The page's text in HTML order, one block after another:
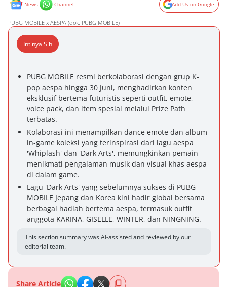
News Channel Add Us on Google
PUBG MOBILE x AESPA (dok. PUBG MOBILE)
Intinya Sih
PUBG MOBILE resmi berkolaborasi dengan grup K-
pop aespa hingga 30 Juni, menghadirkan konten
eksklusif bertema futuristis seperti outfit, emote,
voice pack, dan item spesial melalui Prize Path
terbatas.
Kolaborasi ini menampilkan dance emote dan album
in-game koleksi yang terinspirasi dari lagu aespa
'Whiplash' dan 'Dark Arts', memungkinkan pemain
menikmati pengalaman musik dan visual khas aespa
di dalam game.
Lagu 'Dark Arts' yang sebelumnya sukses di PUBG
MOBILE Jepang dan Korea kini hadir global bersama
berbagai hadiah bertema aespa, termasuk outfit
anggota KARINA, GISELLE, WINTER, dan NINGNING.
This section summary was AI-assisted and reviewed by our
editorial team.
Share Article